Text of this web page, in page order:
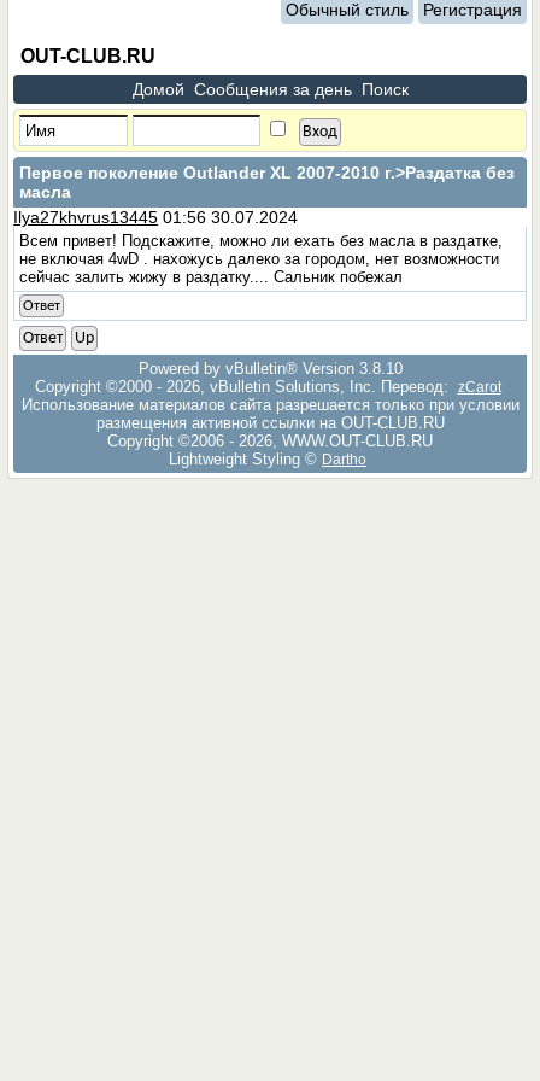
Обычный стиль Регистрация
OUT-CLUB.RU
Домой Сообщения за день Поиск
Первое поколение Outlander XL 2007-2010 г.>Раздатка без
масла
Ilya27khvrus13445 01:56 30.07.2024
Всем привет! Подскажите, можно ли ехать без масла в раздатке,
не включая 4wD . нахожусь далеко за городом, нет возможности
сейчас залить жижу в раздатку.... Сальник побежал
Ответ
Ответ
Up
Powered by vBulletin® Version 3.8.10
Copyright ©2000 - 2026, vBulletin Solutions, Inc. Перевод:
zCarot
Использование материалов сайта разрешается только при условии
размещения активной ссылки на OUT-CLUB.RU
Copyright ©2006 - 2026, WWW.OUT-CLUB.RU
Lightweight Styling © Dartho